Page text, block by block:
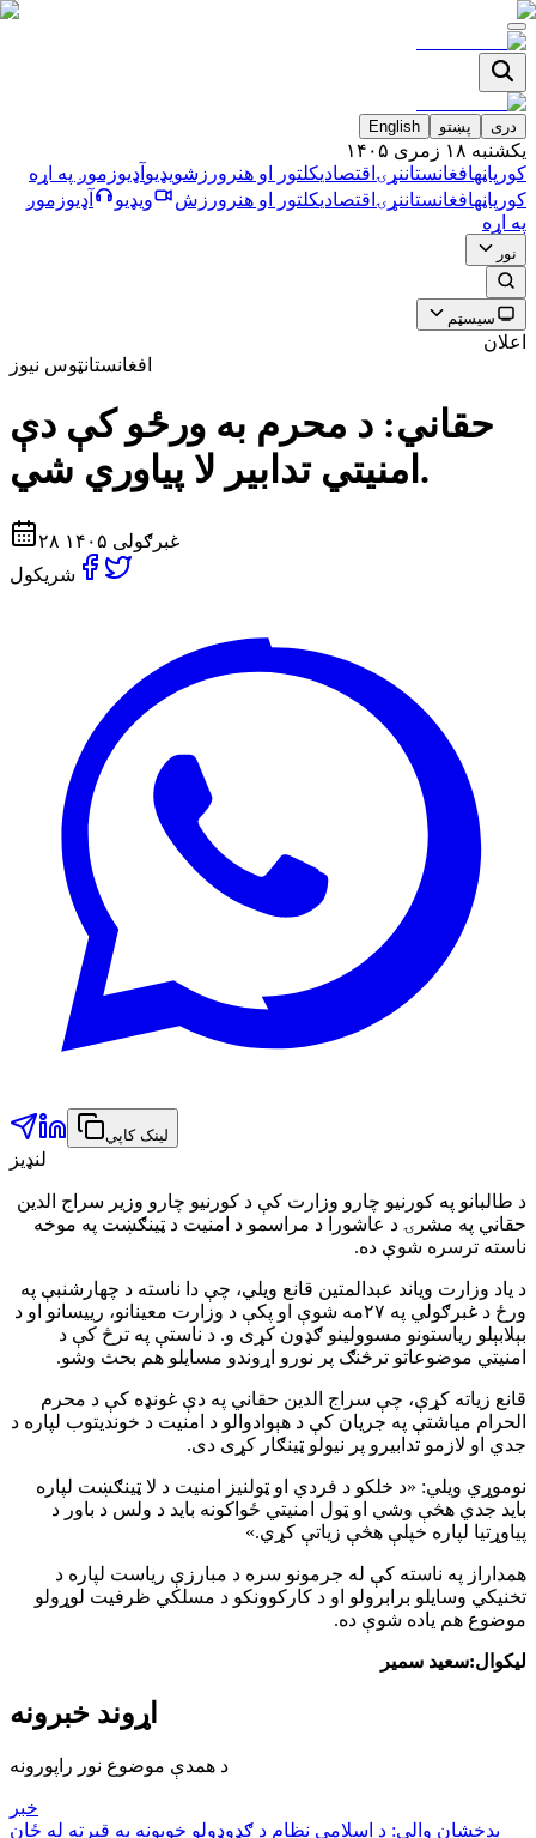
دری پښتو English
يکشنبه ۱۸ زمری ۱۴۰۵
کورپاڼهافغانستاننړۍ اقتصاديکلتور او هنر ورزشویډیو آډیوزموږ په اړه
کورپاڼهافغانستاننړۍ اقتصاديکلتور او هنر ورزش ویډیو آډیوزموږ
په اړه
نور
سیسټم
اعلان
افغانستانټوس نیوز
حقاني: د محرم به ورځو كې دې
امنيتي تدابير لا پياوري شي.
۲۸ غبرګولی ۱۴۰۵
شریکول
لینک کاپي
لنډیز
د طالبانو په کورنیو چارو وزارت کې د کورنیو چارو وزیر سراج الدین
حقاني په مشرۍ د عاشورا د مراسمو د امنیت د ټینګښت په موخه
ناسته ترسره شوې ده.
د یاد وزارت ویاند عبدالمتین قانع ویلي، چې دا ناسته د چهارشنبې په
ورځ د غبرګولي په ۲۷مه شوې او پکې د وزارت معینانو، رییسانو او د
بېلابېلو ریاستونو مسوولینو ګډون کړی و. د ناستې په ترڅ کې د
امنیتي موضوعاتو ترڅنګ پر نورو اړوندو مسایلو هم بحث وشو.
قانع زیاته کړې، چې سراج الدین حقاني په دې غونډه کې د محرم
الحرام میاشتې په جریان کې د هېوادوالو د امنیت د خونديتوب لپاره د
جدي او لازمو تدابیرو پر نیولو ټینګار کړی دی.
نوموړي ویلي: «د خلکو د فردي او ټولنیز امنیت د لا ټینګښت لپاره
باید جدي هڅې وشي او ټول امنیتي ځواکونه باید د ولس د باور د
پیاوړتیا لپاره خپلې هڅې زیاتې کړي.»
همداراز په ناسته کې له جرمونو سره د مبارزې ریاست لپاره د
تخنیکي وسایلو برابرولو او د کارکوونکو د مسلکي ظرفیت لوړولو
موضوع هم یاده شوې ده.
لیکوال:سعید سمیر
اړوند خبرونه
د همدې موضوع نور راپورونه
خبر
بدخشان والي: د اسلامي نظام د ګډوډولو خوبونه به قبرته له ځان